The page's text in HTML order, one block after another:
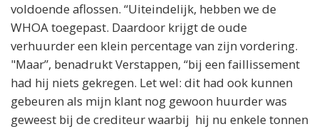
voldoende aflossen. “Uiteindelijk, hebben we de
WHOA toegepast. Daardoor krijgt de oude
verhuurder een klein percentage van zijn vordering.
"Maar”, benadrukt Verstappen, “bij een faillissement
had hij niets gekregen. Let wel: dit had ook kunnen
gebeuren als mijn klant nog gewoon huurder was
geweest bij de crediteur waarbij hij nu enkele tonnen